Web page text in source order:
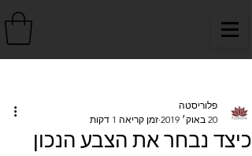
כיצד נבחר את הצבע הנכון
פלוריסטה
20 באוק׳ 2019
זמן קריאה 1 דקות